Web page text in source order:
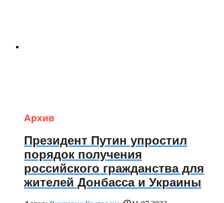
Архив
Президент Путин упростил
порядок получения
российского гражданства для
жителей Донбасса и Украины